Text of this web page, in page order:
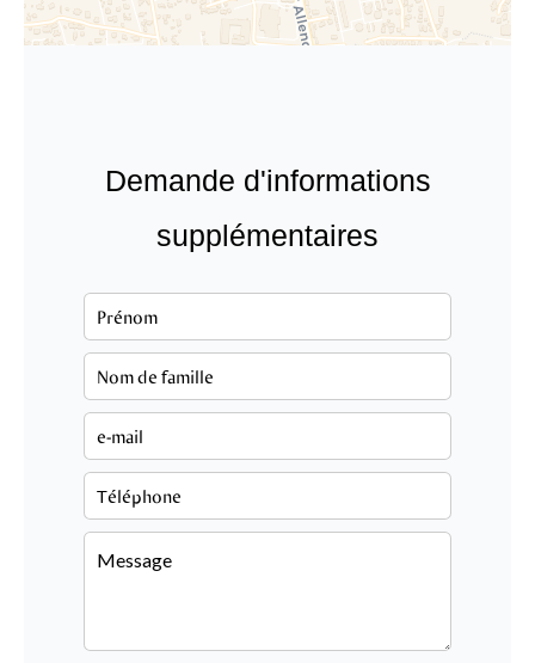
Demande d'informations
supplémentaires